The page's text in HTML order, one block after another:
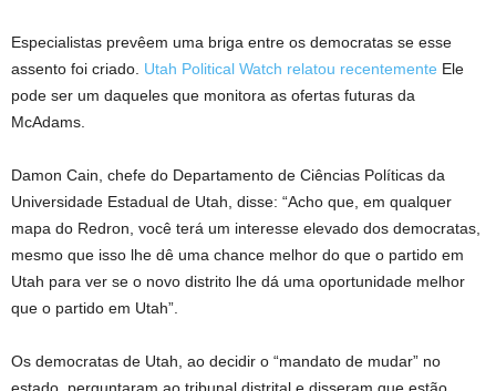
Especialistas prevêem uma briga entre os democratas se esse
assento foi criado. Utah Political Watch relatou recentemente Ele
pode ser um daqueles que monitora as ofertas futuras da
McAdams.
Damon Cain, chefe do Departamento de Ciências Políticas da
Universidade Estadual de Utah, disse: “Acho que, em qualquer
mapa do Redron, você terá um interesse elevado dos democratas,
mesmo que isso lhe dê uma chance melhor do que o partido em
Utah para ver se o novo distrito lhe dá uma oportunidade melhor
que o partido em Utah”.
Os democratas de Utah, ao decidir o “mandato de mudar” no